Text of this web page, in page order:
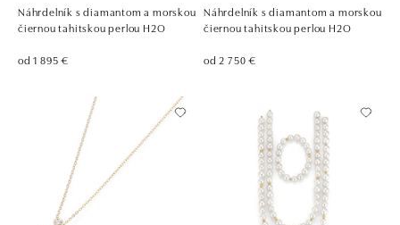
Náhrdelník s diamantom a morskou
čiernou tahitskou perlou H2O
od 1 895 €
Náhrdelník s diamantom a morskou
čiernou tahitskou perlou H2O
od 2 750 €